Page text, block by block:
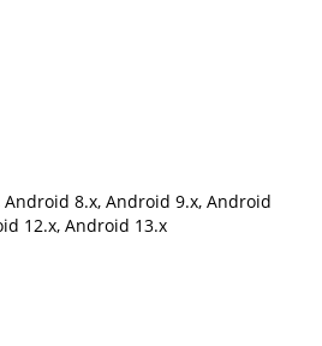
8.x, Android 9.x, Android
12.x, Android 13.x